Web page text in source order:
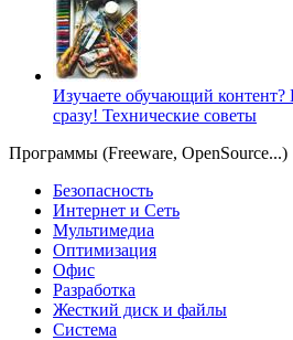
Изучаете обучающий контент?
сразу! Технические советы
Программы (Freeware, OpenSource...)
Безопасность
Интернет и Сеть
Мультимедиа
Оптимизация
Офис
Разработка
Жесткий диск и файлы
Система